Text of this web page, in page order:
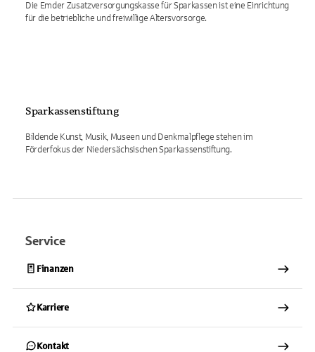
Die Emder Zusatzversorgungskasse für Sparkassen ist eine Einrichtung
für die betriebliche und freiwillige Altersvorsorge.
Sparkassenstiftung
Bildende Kunst, Musik, Museen und Denkmalpflege stehen im
Förderfokus der Niedersächsischen Sparkassenstiftung.
Service
Finanzen
Karriere
Kontakt